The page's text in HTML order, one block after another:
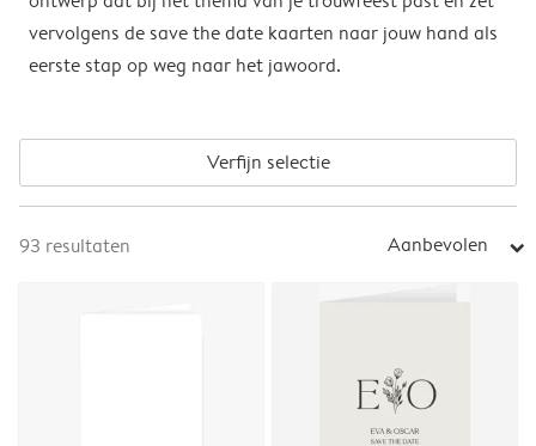
vervolgens de save the date kaarten naar jouw hand als
eerste stap op weg naar het jawoord.
Verfijn selectie
93 resultaten Aanbevolen arrow_right